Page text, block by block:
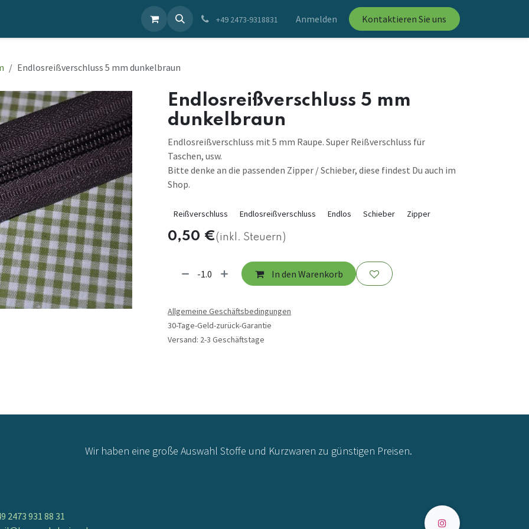
+49 2473-9318831 Anmelden Kontaktieren Sie uns
Endlosreißverschluss 5 mm dunkelbraun
Endlosreißverschluss 5 mm
dunkelbraun
Endlosreißverschluss mit 5 mm Raupe. Super Reißverschluss für
Taschen, usw.
Bitte denke an die passenden Zipper / Schieber, diese findest Du auch im
Shop.
Reißverschluss Endlosreißverschluss Endlos Schieber Zipper
0,50 €(inkl. Steuern)
In den Warenkorb
Allgemeine Geschäftsbedingungen
30-Tage-Geld-zurück-Garantie
Versand: 2-3 Geschäftstage
Wir haben eine große Auswahl Stoffe und Kurzwaren zu günstigen Preisen.
2473 931 88 31